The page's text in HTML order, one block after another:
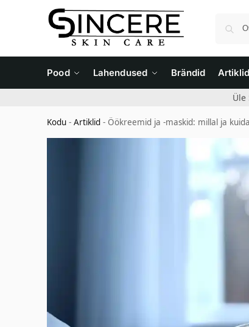
Pood Lahendused Brändid Artiklid
Üle
Kodu - Artiklid - Öökreemid ja -maskid: millal ja